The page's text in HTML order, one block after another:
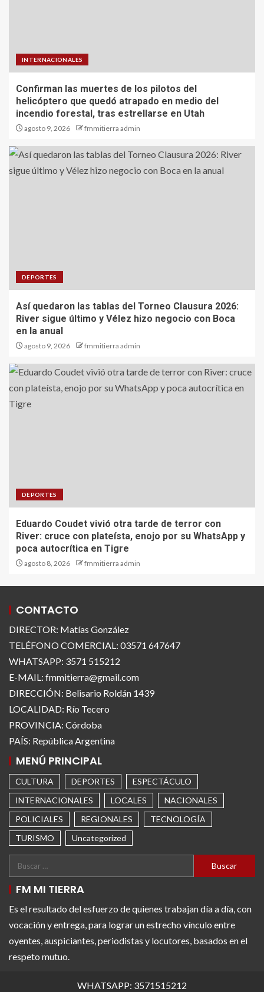
INTERNACIONALES
Confirman las muertes de los pilotos del
helicóptero que quedó atrapado en medio del
incendio forestal, tras estrellarse en Utah
agosto 9, 2026 fmmitierra admin
DEPORTES
Así quedaron las tablas del Torneo Clausura 2026:
River sigue último y Vélez hizo negocio con Boca
en la anual
agosto 9, 2026 fmmitierra admin
DEPORTES
Eduardo Coudet vivió otra tarde de terror con
River: cruce con plateísta, enojo por su WhatsApp y
poca autocrítica en Tigre
agosto 8, 2026 fmmitierra admin
CONTACTO
DIRECTOR: Matías González
TELÉFONO COMERCIAL: 03571 647647
WHATSAPP: 3571 515212
E-MAIL: fmmitierra@gmail.com
DIRECCIÓN: Belisario Roldán 1439
LOCALIDAD: Río Tecero
PROVINCIA: Córdoba
PAÍS: República Argentina
MENÚ PRINCIPAL
CULTURA DEPORTES
ESPECTÁCULO
INTERNACIONALES
LOCALES
NACIONALES
POLICIALES
REGIONALES
TECNOLOGÍA
TURISMO
Uncategorized
FM MI TIERRA
Es el resultado del esfuerzo de quienes trabajan día a día, con
vocación y entrega, para lograr un estrecho vínculo entre
oyentes, auspiciantes, periodistas y locutores, basados en el
respeto mutuo.
WHATSAPP: 3571515212